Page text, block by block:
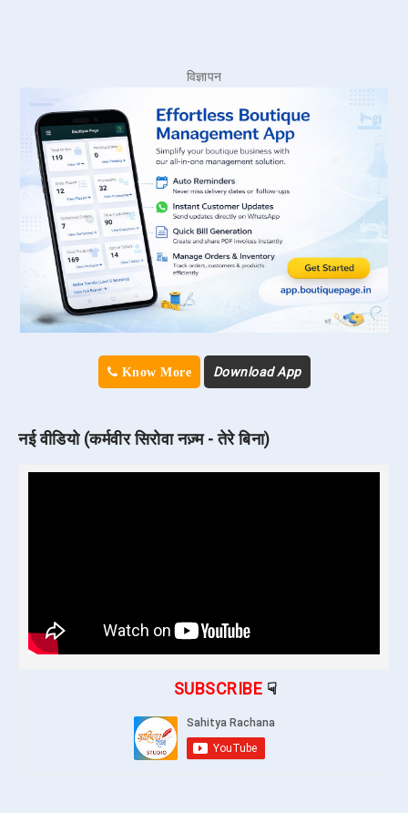
विज्ञापन
Know More Download App
नई वीडियो (कर्मवीर सिरोवा नज़्म - तेरे बिना)
SUBSCRIBE☟